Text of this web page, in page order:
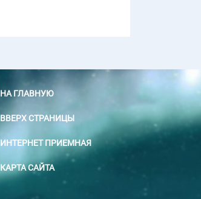
НА ГЛАВНУЮ
ВВЕРХ СТРАНИЦЫ
ИНТЕРНЕТ ПРИЕМНАЯ
КАРТА САЙТА